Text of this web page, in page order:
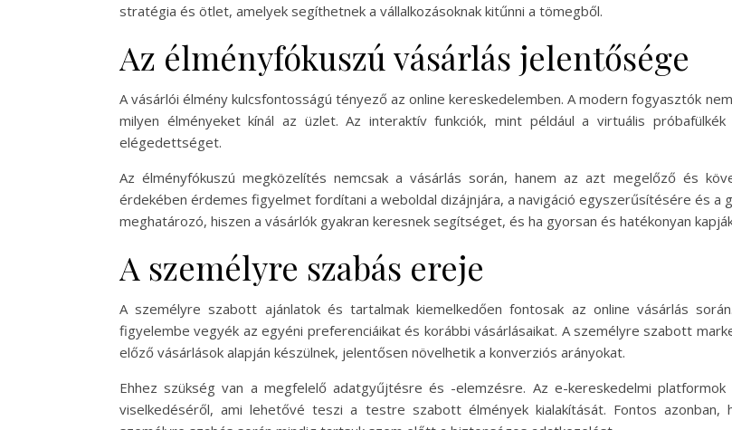
stratégia és ötlet, amelyek segíthetnek a vállalkozásoknak kitűnni a tömegből.
Az élményfókuszú vásárlás jelentősége
A vásárlói élmény kulcsfontosságú tényező az online kereskedelemben. A modern fogyasztók
milyen élményeket kínál az üzlet. Az interaktív funkciók, mint például a virtuális
elégedettséget.
Az élményfókuszú megközelítés nemcsak a vásárlás során, hanem az azt megelőző és
érdekében érdemes figyelmet fordítani a weboldal dizájnjára, a navigáció egyszerűsítésére és
meghatározó, hiszen a vásárlók gyakran keresnek segítséget, és ha gyorsan és hatékonyan
A személyre szabás ereje
A személyre szabott ajánlatok és tartalmak kiemelkedően fontosak az online vásárlás
figyelembe vegyék az egyéni preferenciáikat és korábbi vásárlásaikat. A személyre szabott
előző vásárlások alapján készülnek, jelentősen növelhetik a konverziós arányokat.
Ehhez szükség van a megfelelő adatgyűjtésre és -elemzésre. Az e-kereskedelmi
viselkedéséről, ami lehetővé teszi a testre szabott élmények kialakítását. Fontos